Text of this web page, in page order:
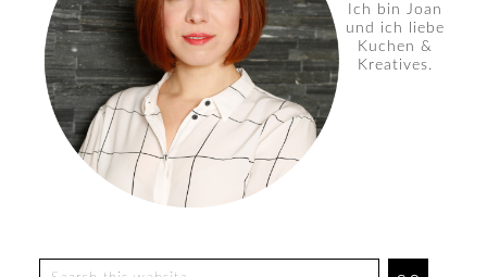
Ich bin Joan
und ich liebe
Kuchen &
Kreatives.